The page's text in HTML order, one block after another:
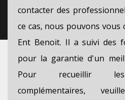
contacter des
ce cas, nous pouvons vous
Ent Benoit. Il a suivi des
pour la garantie d'un
Pour recueillir les
complémentaires,